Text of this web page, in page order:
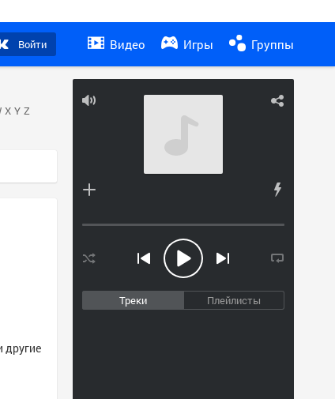
Войти Видео Игры Группы
Треки Плейлисты
X Y Z
другие